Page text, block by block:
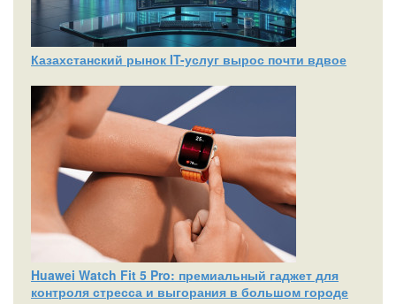
Казахстанский рынок IT-услуг вырос почти вдвое
Huawei Watch Fit 5 Pro: премиальный гаджет для
контроля стресса и выгорания в большом городе